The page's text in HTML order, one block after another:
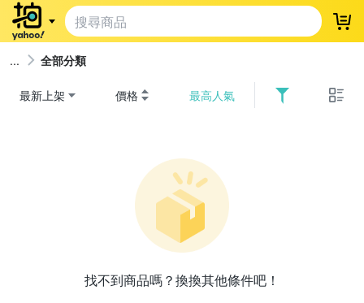
登
全部分類
最新上架 價格 最高人氣
找不到商品嗎？換換其他條件吧！